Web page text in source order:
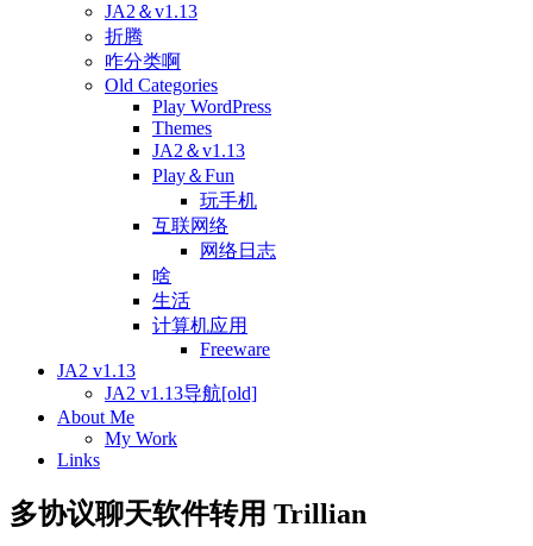
JA2＆v1.13
折腾
咋分类啊
Old Categories
Play WordPress
Themes
JA2＆v1.13
Play＆Fun
玩手机
互联网络
网络日志
啥
生活
计算机应用
Freeware
JA2 v1.13
JA2 v1.13导航[old]
About Me
My Work
Links
多协议聊天软件转用 Trillian